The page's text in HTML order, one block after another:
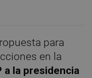
para
en la
a la presidencia